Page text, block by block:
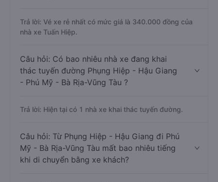
Trả lời: Vé xe rẻ nhất có mức giá là 340.000 đồng của
nhà xe Tuấn Hiệp.
Câu hỏi: Có bao nhiêu nhà xe đang khai
thác tuyến đường Phụng Hiệp - Hậu Giang
- Phú Mỹ - Bà Rịa-Vũng Tàu ?
Trả lời: Hiện tại có 1 nhà xe khai thác tuyến đường.
Câu hỏi: Từ Phụng Hiệp - Hậu Giang đi Phú
Mỹ - Bà Rịa-Vũng Tàu mất bao nhiêu tiếng
khi di chuyển bằng xe khách?